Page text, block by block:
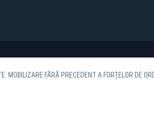
MOBILIZARE FĂRĂ PRECEDENT A FORȚELOR DE